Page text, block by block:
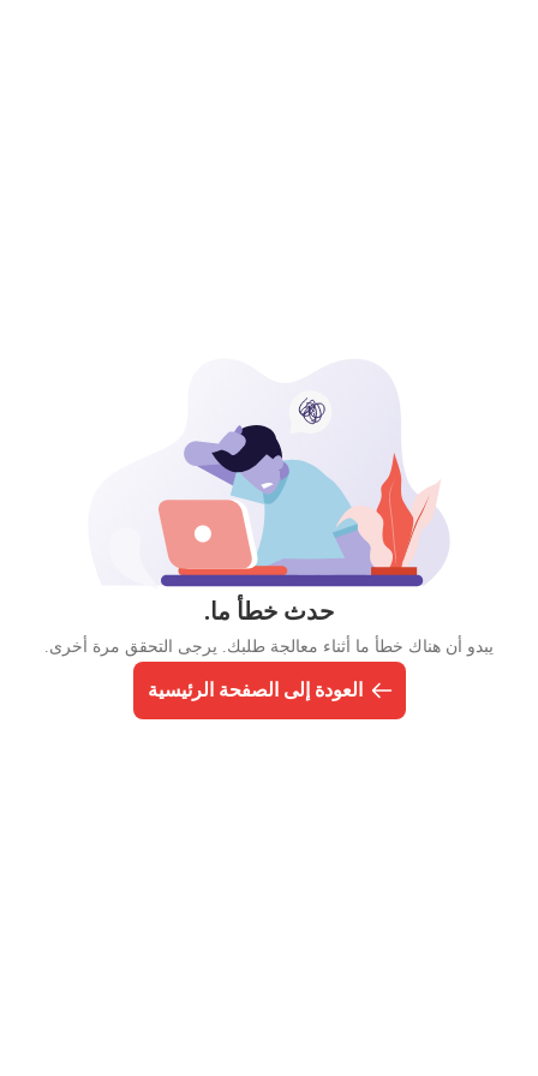
حدث خطأ ما.
يبدو أن هناك خطأ ما أثناء معالجة طلبك. يرجى التحقق مرة أخرى.
العودة إلى الصفحة الرئيسية